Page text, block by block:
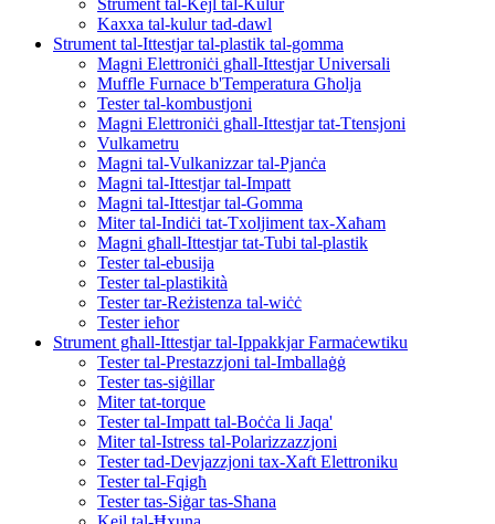
Kaxxa tal-kulur tad-dawl
Strument tal-Ittestjar tal-plastik tal-gomma
Magni Elettroniċi għall-Ittestjar Universali
Muffle Furnace b'Temperatura Għolja
Tester tal-kombustjoni
Magni Elettroniċi għall-Ittestjar tat-Ttensjoni
Vulkametru
Magni tal-Vulkanizzar tal-Pjanċa
Magni tal-Ittestjar tal-Impatt
Magni tal-Ittestjar tal-Gomma
Miter tal-Indiċi tat-Txoljiment tax-Xaħam
Magni għall-Ittestjar tat-Tubi tal-plastik
Tester tal-ebusija
Tester tal-plastikità
Tester tar-Reżistenza tal-wiċċ
Tester ieħor
Strument għall-Ittestjar tal-Ippakkjar Farmaċewtiku
Tester tal-Prestazzjoni tal-Imballaġġ
Tester tas-siġillar
Miter tat-torque
Tester tal-Impatt tal-Boċċa li Jaqa'
Miter tal-Istress tal-Polarizzazzjoni
Tester tad-Devjazzjoni tax-Xaft Elettroniku
Tester tal-Fqigħ
Tester tas-Siġar tas-Sħana